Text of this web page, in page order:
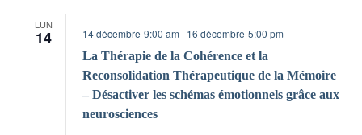
LUN
14
La Thérapie de la Cohérence et la
Reconsolidation Thérapeutique de la Mémoire
– Désactiver les schémas émotionnels grâce aux
neurosciences
14 décembre-9:00 am | 16 décembre-5:00 pm